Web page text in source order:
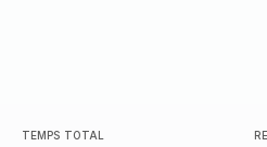
TEMPS TOTAL